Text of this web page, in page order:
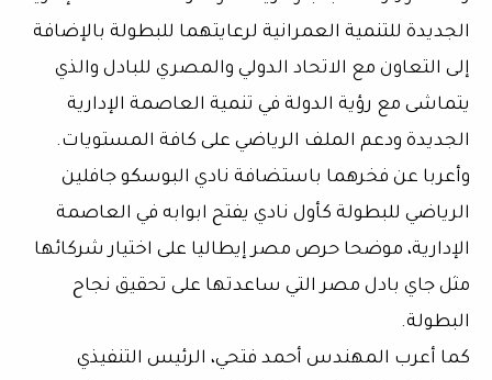
الجديدة للتنمية العمرانية لرعايتهما للبطولة بالإضافة
إلى التعاون مع الاتحاد الدولي والمصري للبادل والذي
يتماشى مع رؤية الدولة في تنمية العاصمة الإدارية
الجديدة ودعم الملف الرياضي على كافة المستويات.
وأعربا عن فخرهما باستضافة نادي البوسكو جافلين
الرياضي للبطولة كأول نادي يفتح ابوابه في العاصمة
الإدارية، موضحا حرص مصر إيطاليا على اختيار شركائها
مثل جاي بادل مصر التي ساعدتها على تحقيق نجاح
البطولة.
كما أعرب المهندس أحمد فتحي، الرئيس التنفيذي